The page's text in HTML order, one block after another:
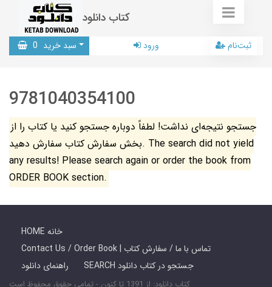
کتاب دانلود
سبد خرید 0 ورود ثبت‌نام
9781040354100
جستجو نتیجه‌ای نداشت! لطفاً دوباره جستجو کنید یا کتاب را از
بخش سفارش کتاب سفارش دهید. The search did not yield
any results! Please search again or order the book from
ORDER BOOK section.
HOME خانه
Contact Us / Order Book | تماس با ما / سفارش کتاب
راهنمای دانلود
SEARCH جستجو در کتاب دانلود
کتاب دانلود: از 1391 تا کنون - تمامی حقوق محفوظ است